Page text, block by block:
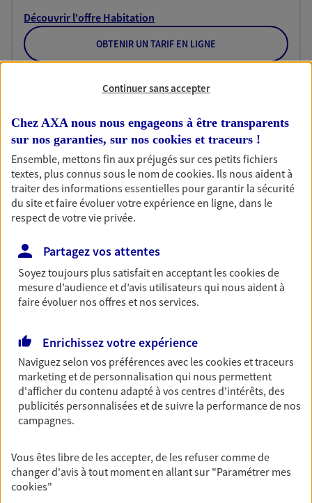
Découvrir l'offre Habitation
OBTENIR UN TARIF EN LIGNE
Garantie Accidents de la Vie
Bricoleuse, féru de jardinage, pâtissier en herbe
ou grande lectrice… personne n'est à l'abri d'un
accident du quotidien. Avec Ma Protection
Accident, protégez votre qualité de vie et vos
revenus.
Découvrir l'offre Garantie Accidents de la Vie
Multirisque Entreprise
Gagnez en simplicité et en sérénité avec votre
unique pour protéger vos locaux, matériels pro,
équipements et stocks… sans oublier votre
responsabilité civile.
Découvrir l'offre Multirisque Entreprise
VOIR TOUTES NOS OFFRES
Continuer sans accepter
Chez AXA nous nous engageons à être transparents
sur nos garanties, sur nos cookies et traceurs !
Ensemble, mettons fin aux préjugés sur ces petits fichiers
textes, plus connus sous le nom decookies. Ils nous aident à
traiter des informations essentielles pour garantir la sécurité
du site et faire évoluer votre expérience en ligne, dans le
respect de votre vie privée.
Partagez vos attentes
Soyez toujours plus satisfait en acceptant lescookiesde
mesure d’audience et d’avis utilisateurs qui nous aident à
faire évoluer nos offres et nos services.
Enrichissez votre expérience
Naviguez selon vos préférences avec lescookies et traceurs
marketing et de personnalisation qui nous permettent
d'afficher du contenu adapté à vos centres d'intérêts, des
publicités personnalisées et de suivre la performance de nos
campagnes.
Vous êtes libre de les accepter, de les refuser comme de
changer d'avis à tout moment en allant sur "Paramétrer mes
cookies"